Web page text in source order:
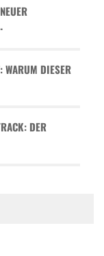
DIESER
DER